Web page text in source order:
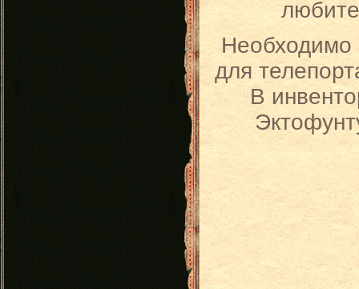
Необходимо
для
В